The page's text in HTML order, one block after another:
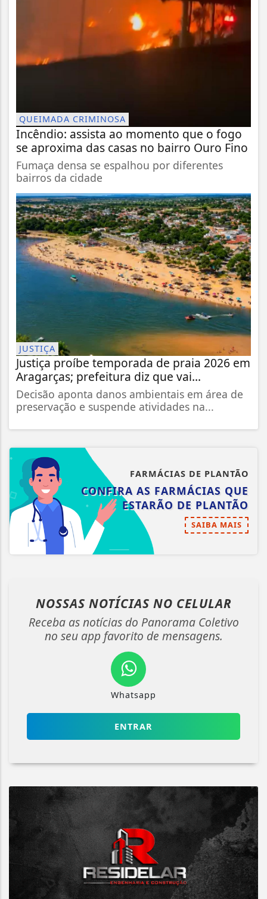
QUEIMADA CRIMINOSA
Incêndio: assista ao momento que o fogo
se aproxima das casas no bairro Ouro Fino
Fumaça densa se espalhou por diferentes
bairros da cidade
JUSTIÇA
Justiça proíbe temporada de praia 2026 em
Aragarças; prefeitura diz que vai...
Decisão aponta danos ambientais em área de
preservação e suspende atividades na...
FARMÁCIAS DE PLANTÃO
CONFIRA AS FARMÁCIAS QUE
ESTARÃO DE PLANTÃO
SAIBA MAIS
NOSSAS NOTÍCIAS NO CELULAR
Receba as notícias do Panorama Coletivo
no seu app favorito de mensagens.
Whatsapp
ENTRAR